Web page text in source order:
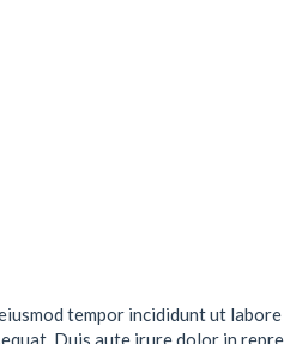
tempor incididunt ut
Duis aute irure dolor in